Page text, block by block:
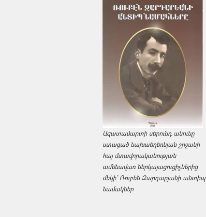
Ազատամարտի սերունդ անունը
ստացած նախաեղեռնյան շրջանի
հայ մտավորականության
ամենավառ ներկայացուցիչներից
մեկի՝ Ռուբեն Զարդարյանի անտիպ
նամակներ